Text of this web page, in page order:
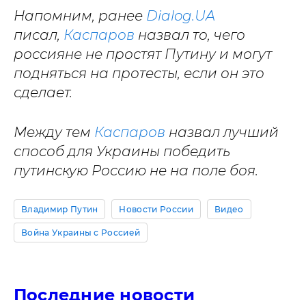
Напомним, ранее Dialog.UA
писал, Каспаров назвал то, чего
россияне не простят Путину и могут
подняться на протесты, если он это
сделает.
Между тем Каспаров назвал лучший
способ для Украины победить
путинскую Россию не на поле боя.
Владимир Путин Новости России Видео
Война Украины с Россией
Последние новости